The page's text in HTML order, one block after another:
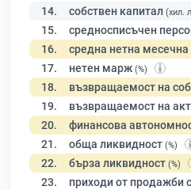
14. собствен капитал (хил.
15. средносписъчен
16. средна нетна месечна
17. нетен марж (%)
18. възвращаемост на
19. възвращаемост на
20. финансова
21. обща ликвидност (%)
22. бърза ликвидност (%)
23. приходи от продажби